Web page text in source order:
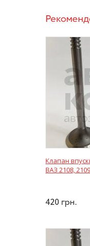
Клапан
ВАЗ 2108,
420 грн.